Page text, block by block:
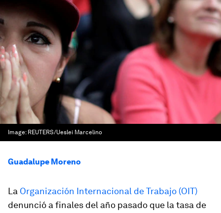
Image: REUTERS/Ueslei Marcelino
Guadalupe Moreno
La Organización Internacional de Trabajo (OIT)
denunció a finales del año pasado que la tasa de